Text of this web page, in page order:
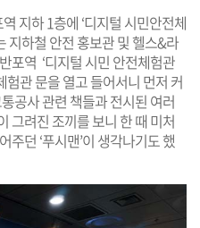
지하 1층에 ‘디지털 시민안전체
지하철 안전 홍보관 및 헬스&라
포역 ‘디지털 시민 안전체험관
험관 문을 열고 들어서니 먼저 커
공사 관련 책들과 전시된 여러
그려진 조끼를 보니 한 때 미처
던 ‘푸시맨’이 생각나기도 했